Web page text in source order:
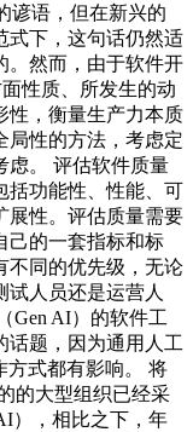
谚语，但在新兴的
式下，这句话仍然适
。然而，由于软件开
性质、所发生的动
性，衡量生产力本质
局性的方法，考虑定
虑。 评估软件质量
括功能性、性能、可
展性。评估质量需要
己的一套指标和标
不同的优先级，无论
人员还是运营人
Gen AI）的软件工
话题，因为通用人工
方式都有影响。 将
的大型组织已经采
），相比之下，年